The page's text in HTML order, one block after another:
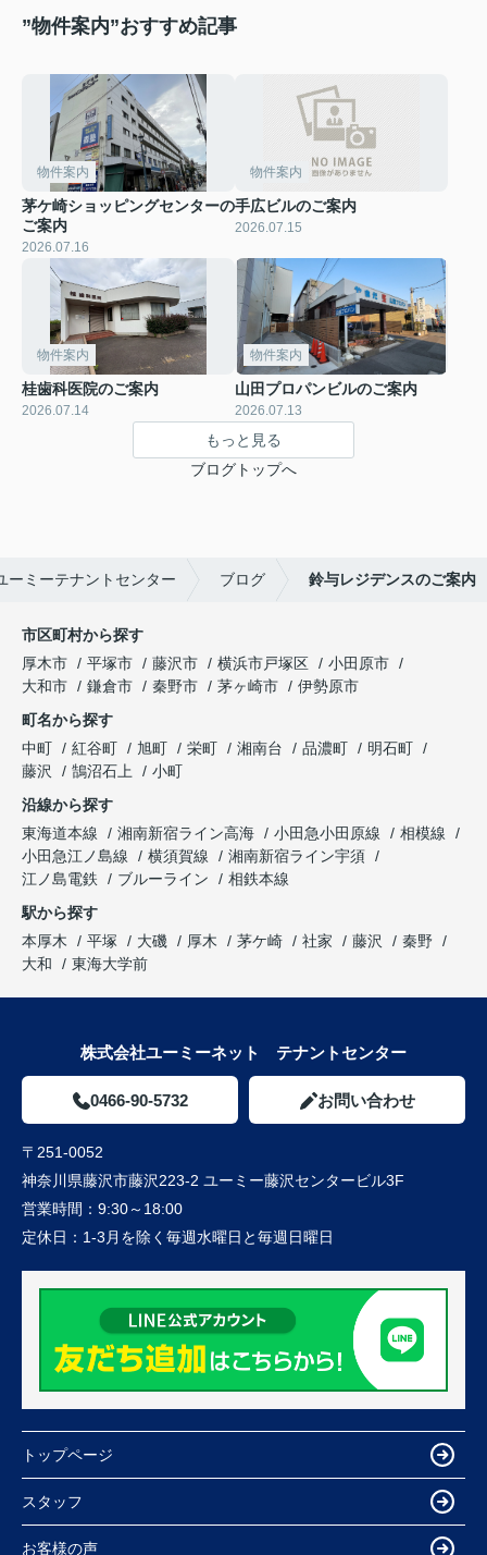
”物件案内”おすすめ記事
物件案内
茅ケ崎ショッピングセンターの
ご案内
2026.07.16
物件案内
手広ビルのご案内
2026.07.15
物件案内
桂歯科医院のご案内
2026.07.14
物件案内
山田プロパンビルのご案内
2026.07.13
もっと見る
ブログトップへ
ーミーテナントセンター ブログ 鈴与レジデンスのご案内
市区町村から探す
厚木市
平塚市 藤沢市 横浜市戸塚区
小田原市
大和市
鎌倉市 秦野市 茅ヶ崎市
伊勢原市
町名から探す
中町
紅谷町 旭町 栄町 湘南台 品濃町
明石町
藤沢
鵠沼石上
小町
沿線から探す
東海道本線
湘南新宿ライン高海 小田急小田原線
相模線
小田急江ノ島線
横須賀線
湘南新宿ライン宇須
江ノ島電鉄
ブルーライン
相鉄本線
駅から探す
本厚木
平塚 大磯 厚木 茅ケ崎 社家 藤沢
秦野
大和
東海大学前
株式会社ユーミーネット テナントセンター
0466-90-5732 お問い合わせ
〒251-0052
神奈川県藤沢市藤沢223-2 ユーミー藤沢センタービル3F
営業時間： 9:30～18:00
定休日： 1-3月を除く毎週水曜日と毎週日曜日
トップページ
スタッフ
お客様の声